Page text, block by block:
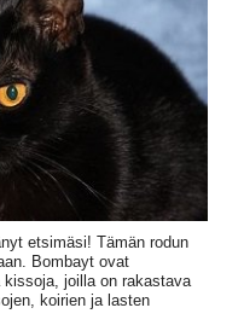
etsimäsi! Tämän rodun
Bombayt ovat
joilla on rakastava
koirien ja lasten